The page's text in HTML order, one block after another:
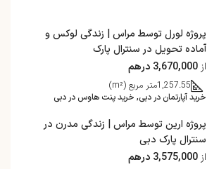
پروژه لورل توسط مراس | زندگی لوکس و
آماده تحویل در سنترال پارک
از 3,670,000 درهم
1,257.55متر مربع (m²)
خرید آپارتمان در دبی, خرید پنت هاوس در دبی
پروژه ارین توسط مراس | زندگی مدرن در
سنترال پارک دبی
از 3,575,000 درهم